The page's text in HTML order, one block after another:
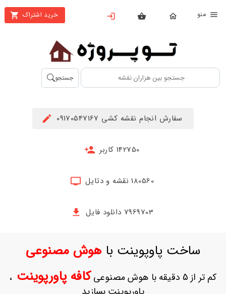
خرید اشتراک
بستن
محصولات
تهیه
اشتراک
حساب
ثبت
جستجو
سفارش انجام نقشه کشی 09170547167
142750 کاربر
180560 نقشه و دتایل
7969703 دانلود فایل
ساخت پاوپوینت باهوش مصنوعی
کم تر از 5 دقیقه با هوش مصنوعی کافه پاورپوینت ،